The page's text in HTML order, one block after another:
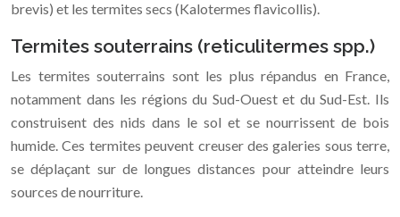
brevis) et les termites secs (Kalotermes flavicollis).
Termites souterrains (reticulitermes spp.)
Les termites souterrains sont les plus répandus en France,
notamment dans les régions du Sud-Ouest et du Sud-Est. Ils
construisent des nids dans le sol et se nourrissent de bois
humide. Ces termites peuvent creuser des galeries sous terre,
se déplaçant sur de longues distances pour atteindre leurs
sources de nourriture.